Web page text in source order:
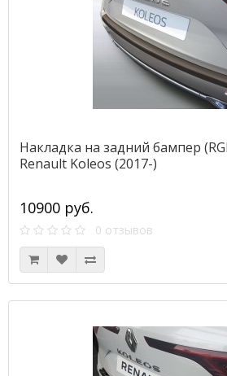
Накладка на задний бампер
Renault Koleos (2017-)
10900 руб.
0 отзывов